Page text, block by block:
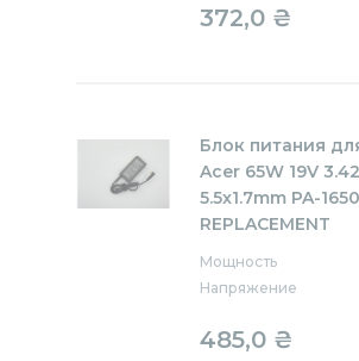
372,0 ₴
Блок питания
Acer 65W 19V
5.5x1.7mm PA-
REPLACEMENT
Мощность
Напряжение
485,0 ₴